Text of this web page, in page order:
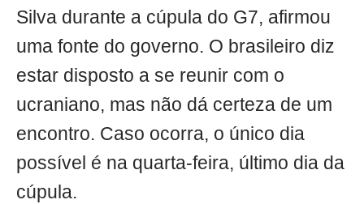
Silva durante a cúpula do G7, afirmou
uma fonte do governo. O brasileiro diz
estar disposto a se reunir com o
ucraniano, mas não dá certeza de um
encontro. Caso ocorra, o único dia
possível é na quarta-feira, último dia da
cúpula.